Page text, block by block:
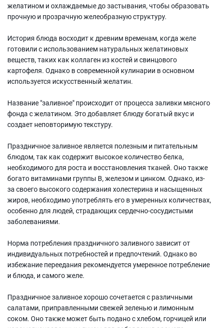
желатином и охлаждаемые до застывания, чтобы образовать
прочную и прозрачную желеобразную структуру.
История блюда восходит к древним временам, когда желе
готовили с использованием натуральных желатиновых
веществ, таких как коллаген из костей и свинцового
картофеля. Однако в современной кулинарии в основном
используется искусственный желатин.
Название "заливное" происходит от процесса заливки мясного
фонда с желатином. Это добавляет блюду богатый вкус и
создает неповторимую текстуру.
Праздничное заливное является полезным и питательным
блюдом, так как содержит высокое количество белка,
необходимого для роста и восстановления тканей. Оно также
богато витаминами группы В, железом и цинком. Однако, из-
за своего высокого содержания холестерина и насыщенных
жиров, необходимо употреблять его в умеренных количествах,
особенно для людей, страдающих сердечно-сосудистыми
заболеваниями.
Норма потребления праздничного заливного зависит от
индивидуальных потребностей и предпочтений. Однако во
избежание переедания рекомендуется умеренное потребление
и блюда, и самого желе.
Праздничное заливное хорошо сочетается с различными
салатами, приправленными свежей зеленью и лимонным
соком. Оно также может быть подано с хлебом, горчицей или